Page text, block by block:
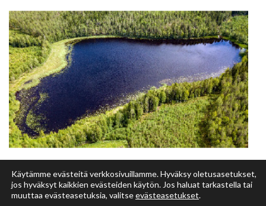
Käytämme evästeitä verkkosivuillamme. Hyväksy oletusasetukset,
jos hyväksyt kaikkien evästeiden käytön. Jos haluat tarkastella tai
muuttaa evästeasetuksia, valitseevästeasetukset.